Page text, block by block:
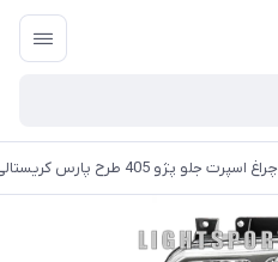
چراغ اسپرت جلو پژو 405 طرح پارس کریستالی+ هدلایت d8pro(نور تضمینی)